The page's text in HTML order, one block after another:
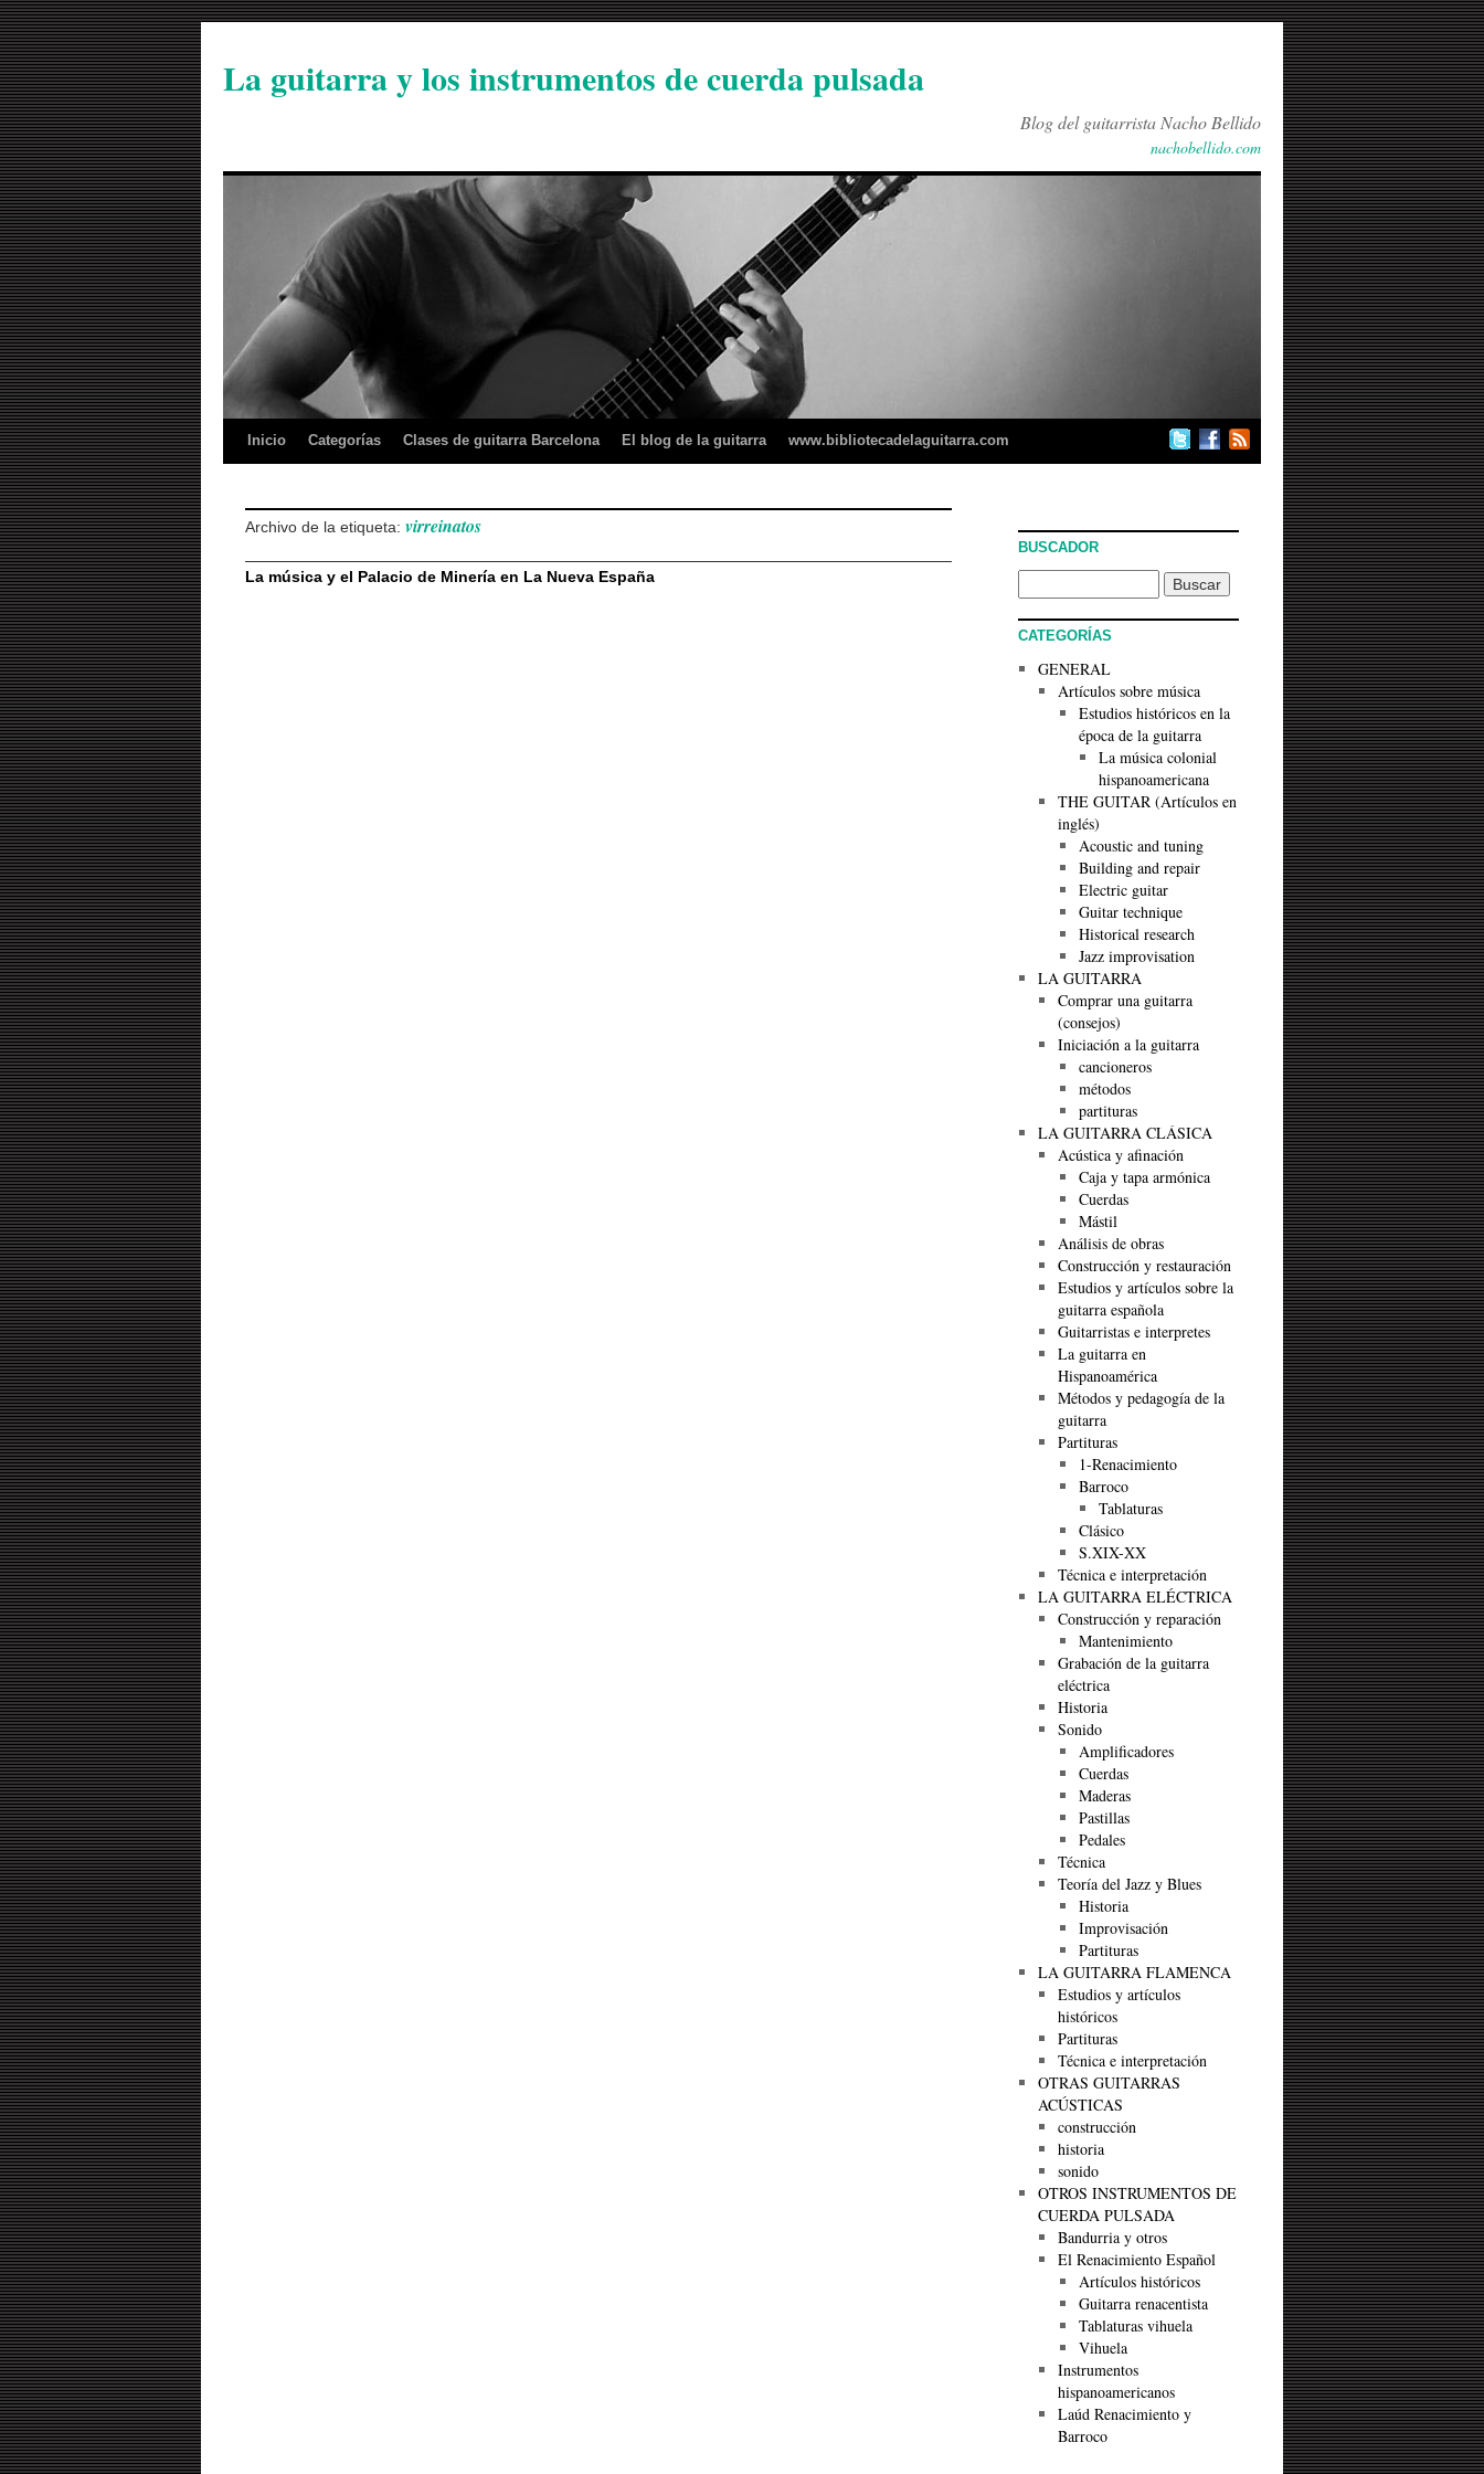
La guitarra y los instrumentos de cuerda pulsada
Blog del guitarrista Nacho Bellido
nachobellido.com
Inicio Categorías Clases de guitarra Barcelona El blog de la guitarra www.bibliotecadelaguitarra.com
Archivo de la etiqueta: virreinatos
La música y el Palacio de Minería en La Nueva España
BUSCADOR
CATEGORÍAS
GENERAL
Artículos sobre música
Estudios históricos en la
época de la guitarra
La música colonial
hispanoamericana
THE GUITAR (Artículos en
inglés)
Acoustic and tuning
Building and repair
Electric guitar
Guitar technique
Historical research
Jazz improvisation
LA GUITARRA
Comprar una guitarra
(consejos)
Iniciación a la guitarra
cancioneros
métodos
partituras
LA GUITARRA CLÁSICA
Acústica y afinación
Caja y tapa armónica
Cuerdas
Mástil
Análisis de obras
Construcción y restauración
Estudios y artículos sobre la
guitarra española
Guitarristas e interpretes
La guitarra en
Hispanoamérica
Métodos y pedagogía de la
guitarra
Partituras
1-Renacimiento
Barroco
Tablaturas
Clásico
S.XIX-XX
Técnica e interpretación
LA GUITARRA ELÉCTRICA
Construcción y reparación
Mantenimiento
Grabación de la guitarra
eléctrica
Historia
Sonido
Amplificadores
Cuerdas
Maderas
Pastillas
Pedales
Técnica
Teoría del Jazz y Blues
Historia
Improvisación
Partituras
LA GUITARRA FLAMENCA
Estudios y artículos
históricos
Partituras
Técnica e interpretación
OTRAS GUITARRAS
ACÚSTICAS
construcción
historia
sonido
OTROS INSTRUMENTOS DE
CUERDA PULSADA
Bandurria y otros
El Renacimiento Español
Artículos históricos
Guitarra renacentista
Tablaturas vihuela
Vihuela
Instrumentos
hispanoamericanos
Laúd Renacimiento y
Barroco